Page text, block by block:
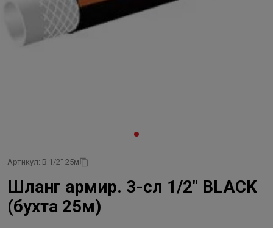
Артикул: B 1/2" 25м
Шланг армир. 3-сл 1/2" BLACK
(бухта 25м)